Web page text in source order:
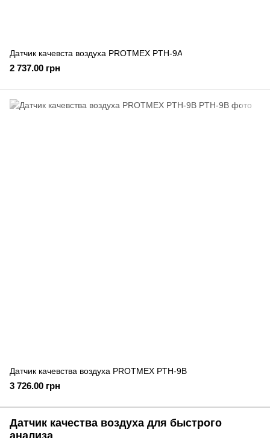
Датчик качевста воздуха PROTMEX PTH-9A
2 737.00 грн
Датчик качевства воздуха PROTMEX PTH-9B
3 726.00 грн
Датчик качества воздуха для быстрого
анализа